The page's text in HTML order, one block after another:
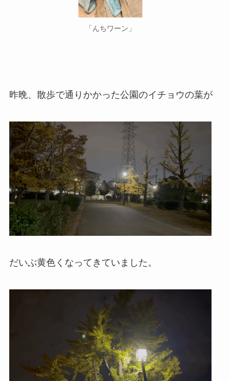
「んちワーン」
昨晩、散歩で通りかかった公園のイチョウの葉が
だいぶ黄色くなってきていました。